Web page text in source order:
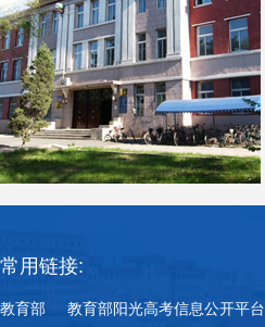
常用链接:
教育部 教育部阳光高考信息公开平台